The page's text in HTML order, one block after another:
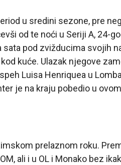
u sredini sezone, pre
od te noći u Seriji A, 24-
pod zvižducima svojih
kuće. Ulazak njegove
Luisa Henriquea u
je na kraju pobedio u
prelaznom roku.
ali i u OL i Monako bez